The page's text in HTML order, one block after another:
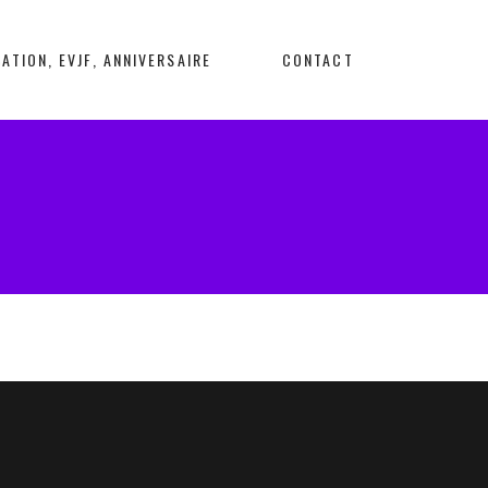
EVJF, ANNIVERSAIRE CONTACT